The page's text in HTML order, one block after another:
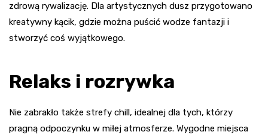
zdrową rywalizację. Dla artystycznych dusz przygotowano
kreatywny kącik, gdzie można puścić wodze fantazji i
stworzyć coś wyjątkowego.
Relaks i rozrywka
Nie zabrakło także strefy chill, idealnej dla tych, którzy
pragną odpoczynku w miłej atmosferze. Wygodne miejsca